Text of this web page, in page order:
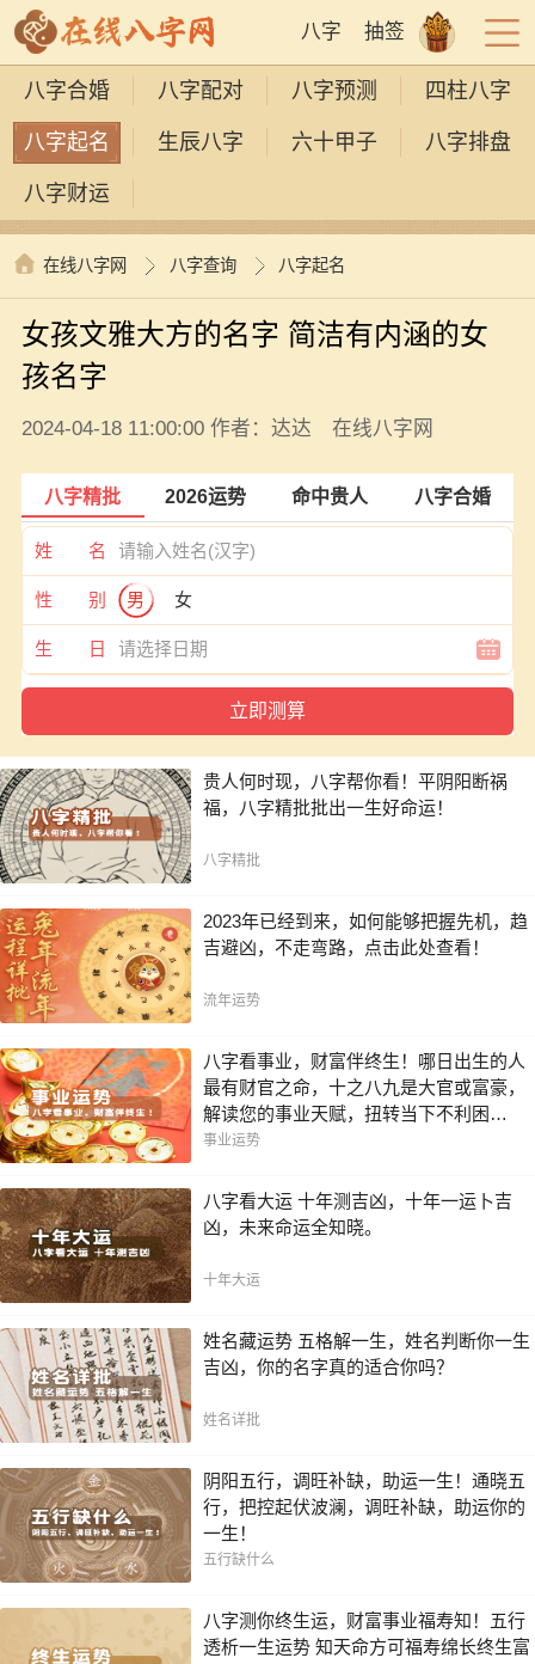
八字 抽签
八字合婚 八字配对 八字预测 四柱八字
八字起名 生辰八字 六十甲子 八字排盘
八字财运
在线八字网 八字查询 八字起名
女孩文雅大方的名字 简洁有内涵的女
孩名字
2024-04-18 11:00:00 作者：达达 在线八字网
八字精批 2026运势 命中贵人 八字合婚
姓 名
性 别 男 女
生 日
贵人何时现，八字帮你看！平阴阳断祸
福，八字精批批出一生好命运！
八字精批
2023年已经到来，如何能够把握先机，趋
吉避凶，不走弯路，点击此处查看！
流年运势
八字看事业，财富伴终生！哪日出生的人
最有财官之命，十之八九是大官或富豪，
解读您的事业天赋，扭转当下不利困
局！！
事业运势
八字看大运 十年测吉凶，十年一运卜吉
凶，未来命运全知晓。
十年大运
姓名藏运势 五格解一生，姓名判断你一生
吉凶，你的名字真的适合你吗？
姓名详批
阴阳五行，调旺补缺，助运一生！通晓五
行，把控起伏波澜，调旺补缺，助运你的
一生！
五行缺什么
八字测你终生运，财富事业福寿知！五行
透析一生运势 知天命方可福寿绵长终生富